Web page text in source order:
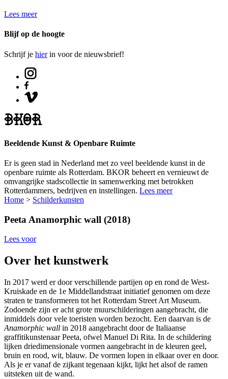
Lees meer
Blijf op de hoogte
Schrijf je hierin voor de nieuwsbrief!
Beeldende Kunst & Openbare Ruimte
Er is geen stad in Nederland met zo veel beeldende kunst in de
openbare ruimte als Rotterdam. BKOR beheert en vernieuwt de
omvangrijke stadscollectie in samenwerking met betrokken
Rotterdammers, bedrijven en instellingen. Lees meer
Home > Schilderkunsten
Peeta Anamorphic wall (2018)
Lees voor
Over het kunstwerk
In 2017 werd er door verschillende partijen op en rond de West-
Kruiskade en de 1e Middellandstraat initiatief genomen om deze
straten te transformeren tot het Rotterdam Street Art Museum.
Zodoende zijn er acht grote muurschilderingen aangebracht, die
inmiddels door vele toeristen worden bezocht. Een daarvan is de
Anamorphic wall in 2018 aangebracht door de Italiaanse
graffitikunstenaar Peeta, ofwel Manuel Di Rita. In de schildering
lijken driedimensionale vormen aangebracht in de kleuren geel,
bruin en rood, wit, blauw. De vormen lopen in elkaar over en door.
Als je er vanaf de zijkant tegenaan kijkt, lijkt het alsof de ramen
uitsteken uit de wand.